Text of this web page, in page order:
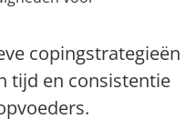
copingstrategieën
tijd en consistentie